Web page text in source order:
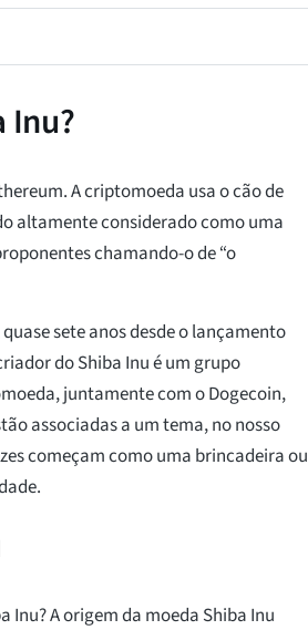
Inu?
A criptomoeda usa o cão de
altamente considerado como uma
chamando-o de “o
sete anos desde o lançamento
do Shiba Inu é um grupo
juntamente com o Dogecoin,
associadas a um tema, no nosso
começam como uma brincadeira ou
Inu? A origem da moeda Shiba Inu